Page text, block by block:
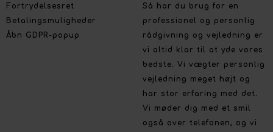
Fortrydelsesret
Betalingsmuligheder
Åbn GDPR-popup
Så har du brug for en
professionel og personlig
rådgivning og vejledning er
vi altid klar til at yde vores
bedste. Vi vægter personlig
vejledning meget højt og
har stor erfaring med det.
Vi møder dig med et smil
også over telefonen, og vi